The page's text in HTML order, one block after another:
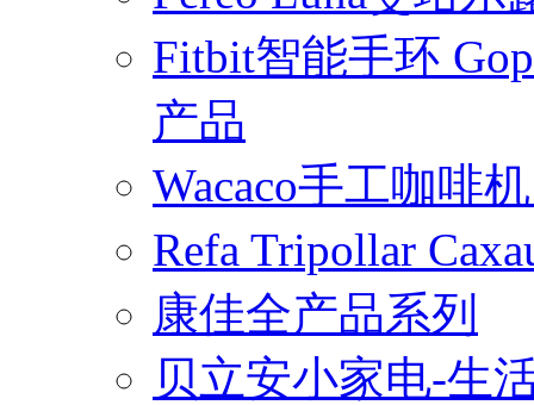
Fitbit智能手环
产品
Wacaco手工咖啡
Refa Tripollar
康佳全产品系列
贝立安小家电-生